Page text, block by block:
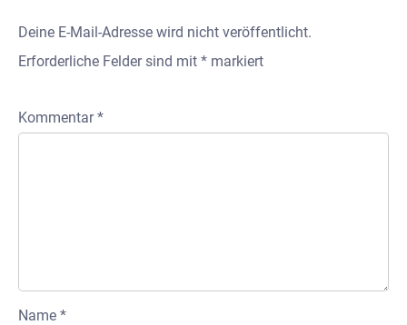
Deine E-Mail-Adresse wird nicht veröffentlicht.
Erforderliche Felder sind mit * markiert
Kommentar*
Name *